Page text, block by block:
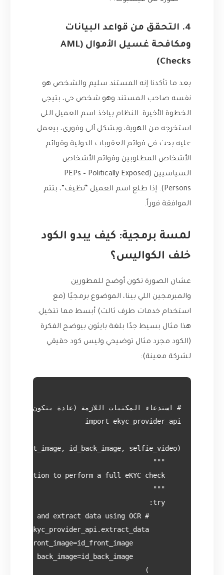
4. التحقق من قواعد البيانات
ومكافحة غسيل الأموال (AML
Checks)
بعد ما تأكدنا إنه المستند سليم والشخص هو
نفسه صاحب المستند وهو شخص حي، بتيجي
الخطوة الأخيرة. النظام بياخذ اسم العميل اللي
استخرجه من الهوية، وبشكل آلي وفوري، بيعمل
عليه بحث في قوائم العقوبات الدولية وقوائم
الأشخاص المطلوبين وقوائم الأشخاص
السياسيين (PEPs – Politically Exposed
Persons). إذا طلع اسم العميل “نظيف”، بتتم
الموافقة فوراً.
لمسة برمجية: كيف يبدو الكود
خلف الكواليس؟
عشان الصورة تكون أوضح للمطورين
والمبرمجين اللي بينا، الموضوع برمجيًا (مع
استخدام خدمات طرف ثالث) أبسط مما تتخيل.
هذا مثال بسيط جدًا بلغة بايثون بيوضح الفكرة
(الكود مجرد مثال توضيحي وليس كود حقيقي
لشركة معينة):